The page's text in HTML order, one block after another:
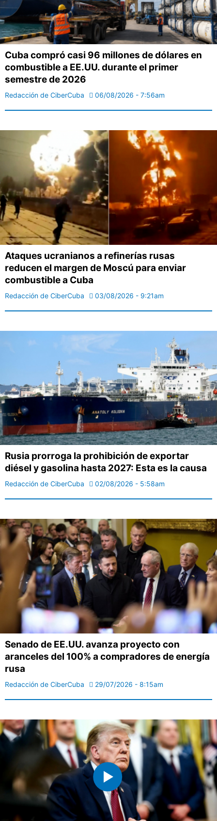
Cuba compró casi 96 millones de dólares en
combustible a EE.UU. durante el primer
semestre de 2026
Redacción de CiberCuba 06/08/2026 - 7:56am
Ataques ucranianos a refinerías rusas
reducen el margen de Moscú para enviar
combustible a Cuba
Redacción de CiberCuba 03/08/2026 - 9:21am
Rusia prorroga la prohibición de exportar
diésel y gasolina hasta 2027: Esta es la causa
Redacción de CiberCuba 02/08/2026 - 5:58am
Senado de EE.UU. avanza proyecto con
aranceles del 100% a compradores de energía
rusa
Redacción de CiberCuba 29/07/2026 - 8:15am